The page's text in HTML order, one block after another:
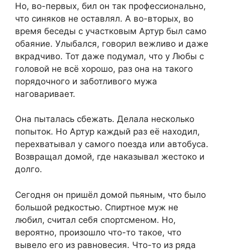
Но, во-первых, бил он так профессионально,
что синяков не оставлял. А во-вторых, во
время беседы с участковым Артур был само
обаяние. Улыбался, говорил вежливо и даже
вкрадчиво. Тот даже подумал, что у Любы с
головой не всё хорошо, раз она на такого
порядочного и заботливого мужа
наговаривает.
Она пыталась сбежать. Делала несколько
попыток. Но Артур каждый раз её находил,
перехватывал у самого поезда или автобуса.
Возвращал домой, где наказывал жестоко и
долго.
Сегодня он пришёл домой пьяным, что было
большой редкостью. Спиртное муж не
любил, считал себя спортсменом. Но,
вероятно, произошло что-то такое, что
вывело его из равновесия. Что-то из ряда